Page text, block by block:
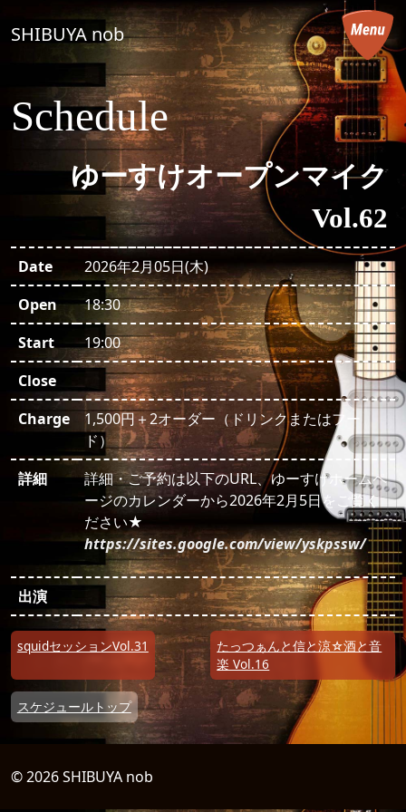
コンテンツへスキップ
メインナビゲーション
SHIBUYA nob
Schedule
ゆーすけオープンマイク
Vol.62
Date
2026年2月05日(木)
Open
18:30
Start
19:00
Close
Charge
1,500円＋2オーダー（ドリンクまたはフー
ド）
詳細
詳細・ご予約は以下のURL、ゆーすけホームペ
ージのカレンダーから2026年2月5日をご覧く
ださい★
https://sites.google.com/view/yskpssw/
出演
投稿ナビゲーション
squidセッションVol.31
たっつぁんと信と涼☆酒と音
楽 Vol.16
スケジュールトップ
© 2026 SHIBUYA nob